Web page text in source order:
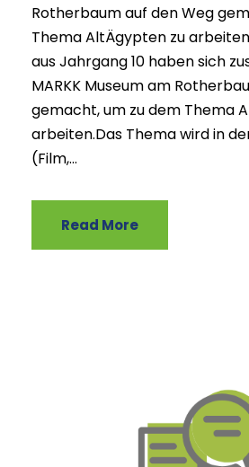
Rotherbaum auf den Weg
Thema AltÄgypten zu
aus Jahrgang 10 haben sich
MARKK Museum am
gemacht, um zu dem Thema
arbeiten.Das Thema wird in
(Film,...
Read More